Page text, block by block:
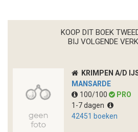
KOOP DIT BOEK
BIJ VOLGENDE
KRIMPEN A/D
MANSARDE
100/100
PRO
1-7 dagen
42451 boeken